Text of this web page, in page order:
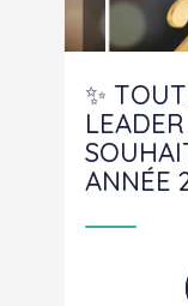
✨
ANNÉE